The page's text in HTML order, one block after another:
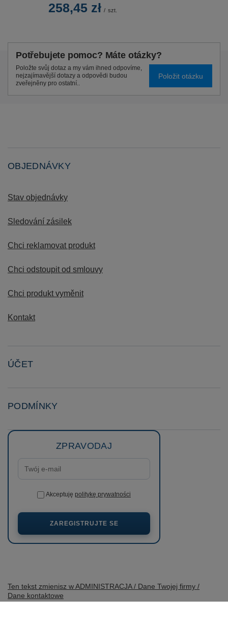
258,45 zł / szt.
Potřebujete pomoc? Máte otázky?
Položte svůj dotaz a my vám ihned odpovíme,
nejzajímavější dotazy a odpovědi budou
zveřejněny pro ostatní..
Položit otázku
OBJEDNÁVKY
Stav objednávky
Sledování zásilek
Chci reklamovat produkt
Chci odstoupit od smlouvy
Chci produkt vyměnit
Kontakt
ÚČET
PODMÍNKY
ZPRAVODAJ
Akceptuję politykę prywatności
ZAREGISTRUJTE SE
Ten tekst zmienisz w ADMINISTRACJA / Dane Twojej firmy /
Dane kontaktowe